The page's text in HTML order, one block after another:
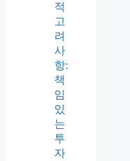
적
고
려
사
항:
책
임
있
는
투
자